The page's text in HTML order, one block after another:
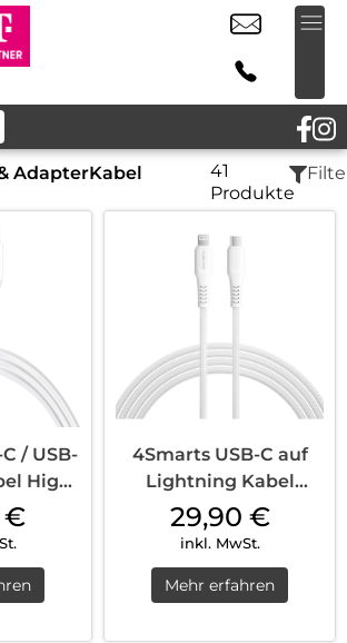
AdapterKabel
41
Produkte
/ USB-
High
Weiß
€
4Smarts USB-C auf
Lightning Kabel
RapidCord PD 30W
1.5m Weiß
29,90 €
inkl. MwSt.
Mehr erfahren